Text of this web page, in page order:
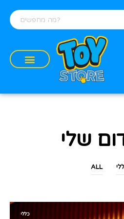
שלי
ALL
כללי